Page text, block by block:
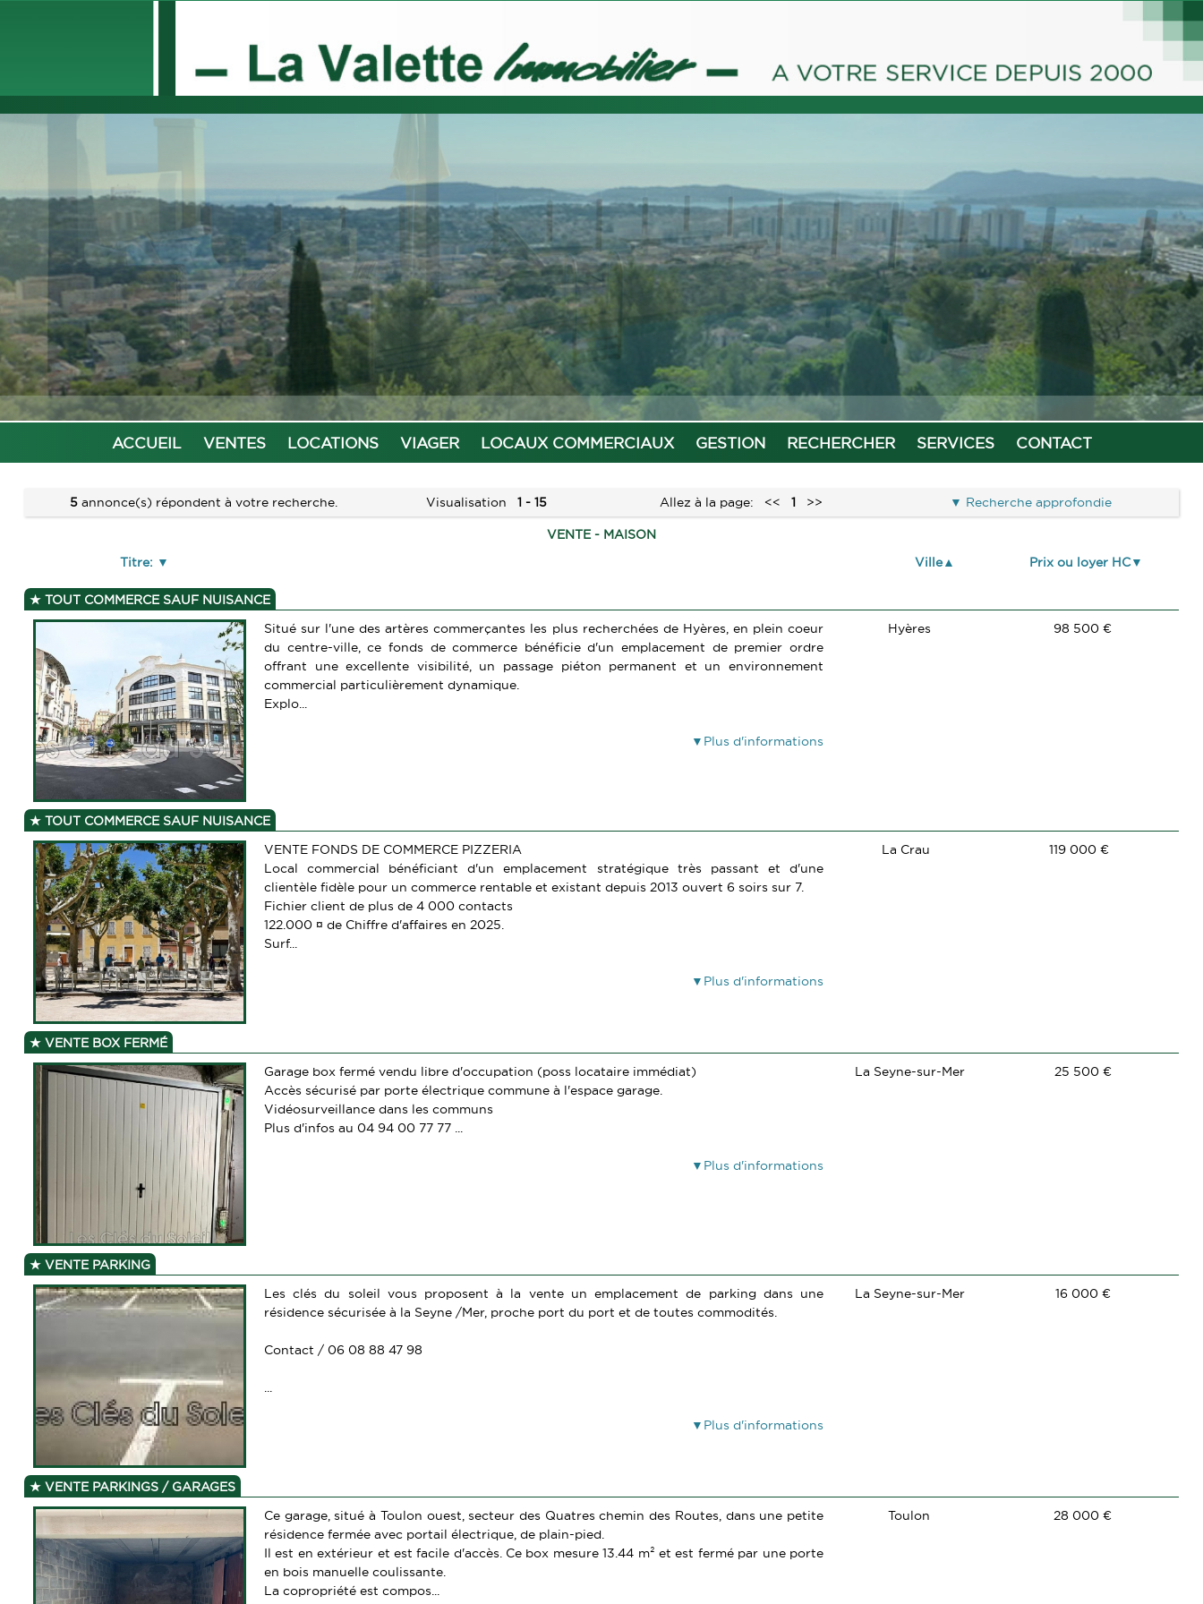
ACCUEIL VENTES LOCATIONS VIAGER LOCAUX COMMERCIAUX GESTION RECHERCHER SERVICES CONTACT
5annonce(s) répondent à votre recherche. Visualisation 1 - 15 Allez à la page: << 1 >>
Recherche approfondie
VENTE - MAISON
Titre:
Ville Prix ou loyer HC
TOUT COMMERCE SAUF NUISANCE
Situé sur l'une des artères commerçantes les plus recherchées de Hyères, en plein coeur
du centre-ville, ce fonds de commerce bénéficie d'un emplacement de premier ordre
offrant une excellente visibilité, un passage piéton permanent et un environnement
commercial particulièrement dynamique.
Explo...
Plus d'informations
Hyères 98 500 €
TOUT COMMERCE SAUF NUISANCE
VENTE FONDS DE COMMERCE PIZZERIA
Local commercial bénéficiant d'un emplacement stratégique très passant et d'une
clientèle fidèle pour un commerce rentable et existant depuis 2013 ouvert 6 soirs sur 7.
Fichier client de plus de 4 000 contacts
122.000 ¤ de Chiffre d'affaires en 2025.
Surf...
Plus d'informations
La Crau 119 000 €
VENTE BOX FERMÉ
Garage box fermé vendu libre d'occupation (poss locataire immédiat)
Accès sécurisé par porte électrique commune à l'espace garage.
Vidéosurveillance dans les communs
Plus d'infos au 04 94 00 77 77 ...
Plus d'informations
La Seyne-sur-Mer 25 500 €
VENTE PARKING
Les clés du soleil vous proposent à la vente un emplacement de parking dans une
résidence sécurisée à la Seyne /Mer, proche port du port et de toutes commodités.
Contact / 06 08 88 47 98
...
Plus d'informations
La Seyne-sur-Mer 16 000 €
VENTE PARKINGS / GARAGES
Ce garage, situé à Toulon ouest, secteur des Quatres chemin des Routes, dans une petite
résidence fermée avec portail électrique, de plain-pied.
Il est en extérieur et est facile d'accès. Ce box mesure 13.44 m² et est fermé par une porte
en bois manuelle coulissante.
La copropriété est compos...
Toulon 28 000 €